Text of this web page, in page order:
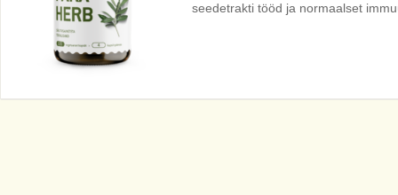
seedetrakti tööd ja normaalset